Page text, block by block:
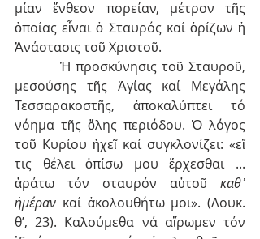
μίαν ἔνθεον πορείαν, μέτρον τῆς
ὁποίας εἶναι ὁ Σταυρός καί ὁρίζων ἡ
Ἀνάστασις τοῦ Χριστοῦ.
μεσούσης τῆς Ἁγίας καί Μεγάλης
Τεσσαρακοστῆς, ἀποκαλύπτει τό
νόημα τῆς ὅλης περιόδου. Ὁ λόγος
τοῦ Κυρίου ἠχεῖ καί συγκλονίζει: «εἴ
τις θέλει ὀπίσω μου ἔρχεσθαι ...
ἀράτω τόν σταυρόν αὐτοῦ καθ᾿
ἡμέραν καί ἀκολουθήτω μοι». (Λουκ.
θ’, 23). Καλούμεθα νά αἴρωμεν τόν